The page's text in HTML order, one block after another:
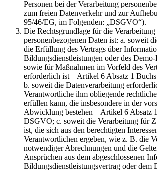
Personen bei der Verarbeitung
zum freien Datenverkehr und zur
95/46/EG, im Folgenden: „DSGVO“).
Die Rechtsgrundlage für die
personenbezogenen Daten ist: a. soweit
die Erfüllung des Vertrags über
Bildungsdienstleistungen oder des
sowie für Maßnahmen im Vorfeld des
erforderlich ist – Artikel 6 Absatz 1
b. soweit die Datenverarbeitung
Verantwortliche ihm obliegende
erfüllen kann, die insbesondere in der
Abwicklung bestehen – Artikel 6 Absatz
DSGVO; c. soweit die Verarbeitung für
ist, die sich aus den berechtigten
Verantwortlichen ergeben, wie z. B. die
notwendiger Abrechnungen und die
Ansprüchen aus dem abgeschlossenen
Bildungsdienstleistungsvertrag oder dem